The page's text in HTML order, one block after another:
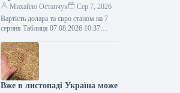
Михайло Остапчук
Сер 7, 2026
Вартість долара та євро станом на 7
серпня Таблиця 07.08.2026 10:37
дорожчим на 8 копійок, євро…
Вже в листопаді Україна може